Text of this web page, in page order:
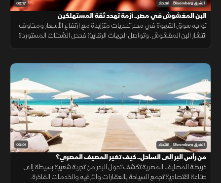
02:17 الشرق Bloomberg اقتصاد
البن المغشوش في مصر.. أزمة تهدد ثقة المستهلكين
تواجه سوق القهوة في مصر تحديات متزايدة مع ارتفاع الأسعار ومخاوف
انتشار البن المغشوش. وتواصل الجهات الرقابية فحص الشحنات المستوردة،
03:01 الشرق Bloomberg اقتصاد
من رأس البر إلى الساحل.. كيف تغير المصيف المصري؟
خريطة المصايف المصرية تكشف تحول البحر من تجربة شعبية بسيطة إلى
صناعة اقتصادية تجمع السياحة بالعقارات والترفيه والخدمات الفاخرة.